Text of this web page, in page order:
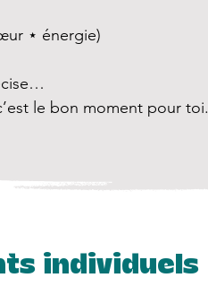
⋆ énergie)
le bon moment pour toi.
individuels